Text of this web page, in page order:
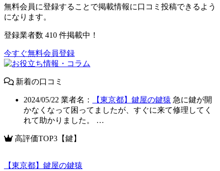
無料会員に登録することで掲載情報に口コミ投稿できるよう
になります。
登録業者数 410 件掲載中！
今すぐ無料会員登録
新着の口コミ
2024/05/22 業者名： 【東京都】鍵屋の鍵猿 急に鍵が開
かなくなって困ってましたが、すぐに来て修理してく
れて助かりました。 …
高評価TOP3【鍵】
【東京都】鍵屋の鍵猿